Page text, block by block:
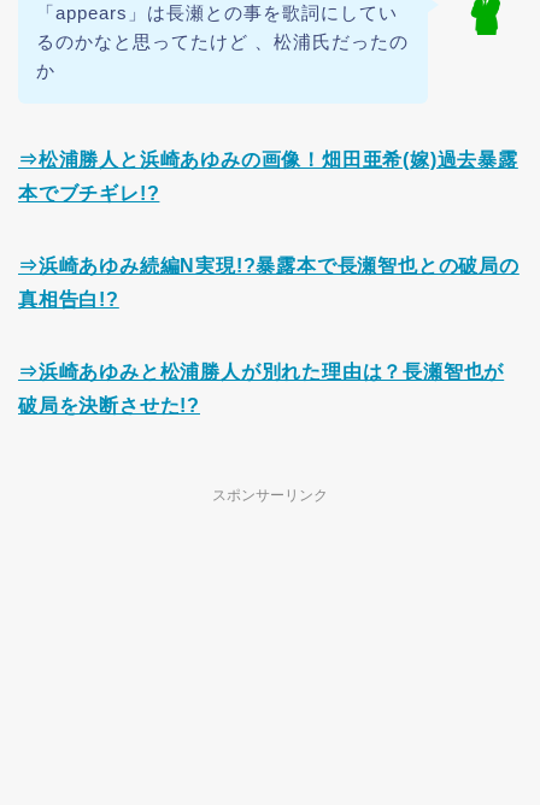
「appears」は長瀬との事を歌詞にしてい
るのかなと思ってたけど 、松浦氏だったの
か
⇒松浦勝人と浜崎あゆみの画像！畑田亜希(嫁)過去暴露
本でブチギレ!?
⇒浜崎あゆみ続編N実現!?暴露本で長瀬智也との破局の
真相告白!?
⇒浜崎あゆみと松浦勝人が別れた理由は？長瀬智也が
破局を決断させた!?
スポンサーリンク